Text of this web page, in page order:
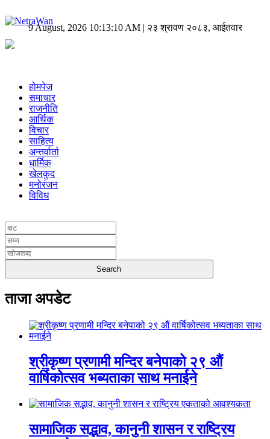
9 August, 2026 10:13:10 AM | २३ श्रावण २०८३, आईतवार
होमपेज
समाचार
राजनीति
आर्थिक
विचार
साहित्य
अन्तर्वार्ता
धार्मिक
खेलकुद
मनोरंजन
विविध
ताजा अपडेट
श्रीकृष्ण प्रणामी मन्दिर बनेपाको २९ औं
वार्षिकोत्सव भब्यताका साथ मनाईने
सामाजिक सद्भाव, कानुनी शासन र राष्ट्रिय